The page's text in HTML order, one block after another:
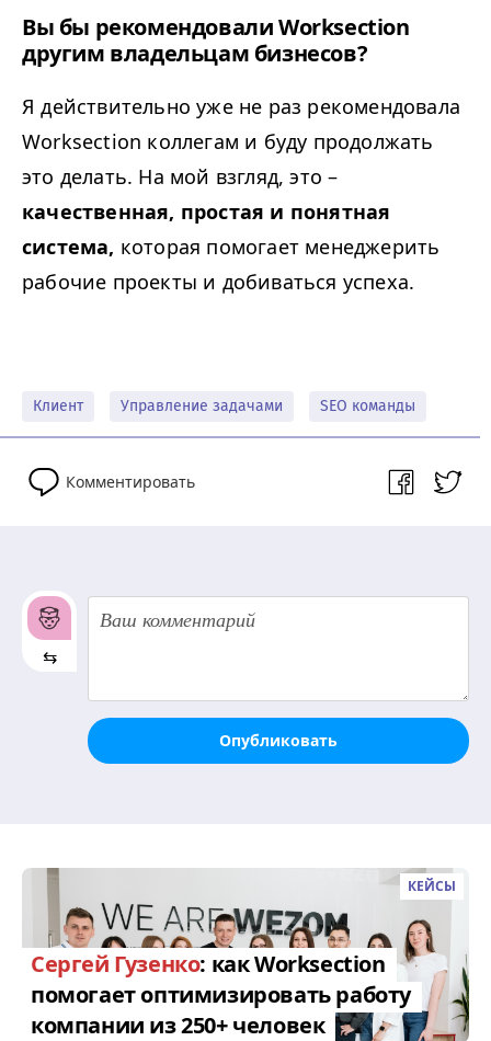
Вы бы рекомендовали Worksection
другим владельцам бизнесов?
Я действительно уже не раз рекомендовала
Worksection коллегам и буду продолжать
это делать. На мой взгляд, это –
качественная, простая и понятная
система, которая помогает менеджерить
рабочие проекты и добиваться успеха.
Клиент Управление задачами SEO команды
Комментировать
⇆
Опубликовать
КЕЙСЫ
Сергей Гузенко: как Worksection
помогает оптимизировать работу
компании из 250+ человек